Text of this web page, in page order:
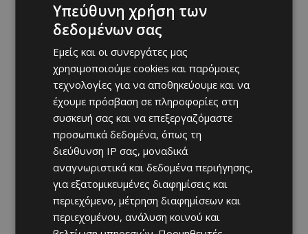
Υπεύθυνη χρήση των
δεδομένων σας
Εμείς και οι συνεργάτες μας
χρησιμοποιούμε cookies και παρόμοιες
τεχνολογίες για να αποθηκεύουμε και να
έχουμε πρόσβαση σε πληροφορίες στη
συσκευή σας και να επεξεργαζόμαστε
προσωπικά δεδομένα, όπως τη
διεύθυνση IP σας, μοναδικά
αναγνωριστικά και δεδομένα περιήγησης,
για εξατομικευμένες διαφημίσεις και
περιεχόμενο, μέτρηση διαφημίσεων και
περιεχομένου, ανάλυση κοινού και